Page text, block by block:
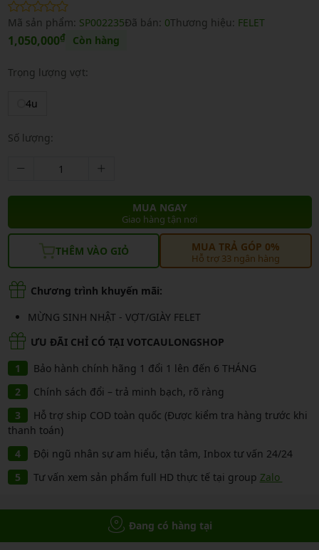
Mã sản phẩm: SP002235Đã bán: 0Thương hiệu: FELET
1,050,000₫ Còn hàng
Trọng lượng vợt:
4u
Số lượng:
MUA NGAY
Giao hàng tận nơi
THÊM VÀO GIỎ MUA TRẢ GÓP 0%
Hỗ trợ 33 ngân hàng
Chương trình khuyến mãi:
MỪNG SINH NHẬT - VỢT/GIÀY FELET
ƯU ĐÃI CHỈ CÓ TẠI VOTCAULONGSHOP
Bảo hành chính hãng 1 đổi 1 lên đến 6 THÁNG
Chính sách đổi – trả minh bạch, rõ ràng
Hỗ trợ ship COD toàn quốc (Được kiểm tra hàng trước khi
thanh toán)
Đội ngũ nhân sự am hiểu, tận tâm, Inbox tư vấn 24/24
Tư vấn xem sản phẩm full HD thực tế tại group Zalo
Đang có hàng tại